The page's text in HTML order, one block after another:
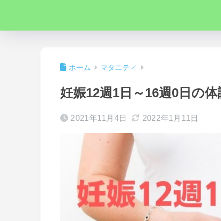
ホーム マタニティ
妊娠12週1日～16週0日の
2021年11月4日 2022年1月11日